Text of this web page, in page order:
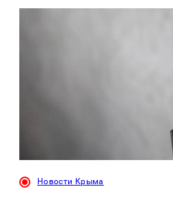
Новости Крыма